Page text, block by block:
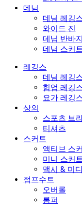
데님
데님 레깅
와이드 진
데님 반바지
데님 스커
레깅스
데님 레깅
힙업 레깅
요가 레깅
상의
스포츠 브
티셔츠
스커트
액티브 스
미니 스커
맥시 & 미
점프수트
오버롤
롬퍼